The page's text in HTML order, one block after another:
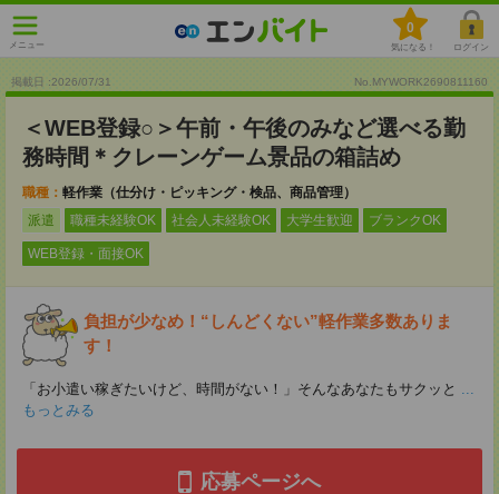
メニュー
0
気になる！ ログイン
掲載日 :2026/07/31 No.MYWORK2690811160
＜WEB登録○＞午前・午後のみなど選べる勤
務時間＊クレーンゲーム景品の箱詰め
職種： 軽作業（仕分け・ピッキング・検品、商品管理）
派遣
職種未経験OK 社会人未経験OK 大学生歓迎 ブランクOK
WEB登録・面接OK
負担が少なめ！“しんどくない”軽作業多数ありま
す！
「お小遣い稼ぎたいけど、時間がない！」そんなあなたもサクッと ...
もっとみる
応募ページへ